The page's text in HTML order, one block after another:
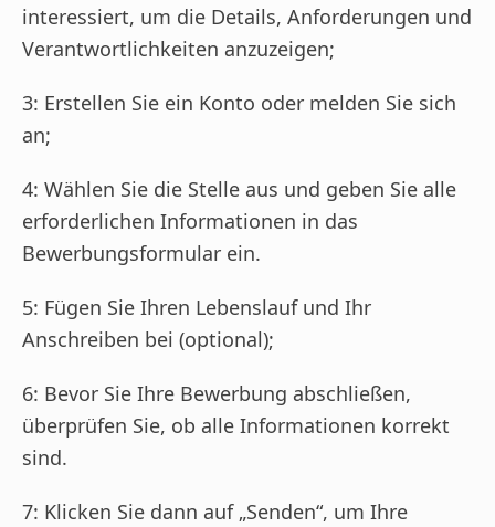
interessiert, um die Details, Anforderungen und
Verantwortlichkeiten anzuzeigen;
3: Erstellen Sie ein Konto oder melden Sie sich
an;
4: Wählen Sie die Stelle aus und geben Sie alle
erforderlichen Informationen in das
Bewerbungsformular ein.
5: Fügen Sie Ihren Lebenslauf und Ihr
Anschreiben bei (optional);
6: Bevor Sie Ihre Bewerbung abschließen,
überprüfen Sie, ob alle Informationen korrekt
sind.
7: Klicken Sie dann auf „Senden“, um Ihre